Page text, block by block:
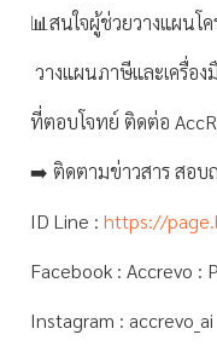
📊สนใจผู้ช่วยวางแผนโค
วางแผนภาษีและเครื่อง
ที่ตอบโจทย์ ติดต่อ
➡️ ติดตามข่าวสาร สอบถ
ID Line : https://
Facebook : Accrevo
Instagram : accrevo_ai